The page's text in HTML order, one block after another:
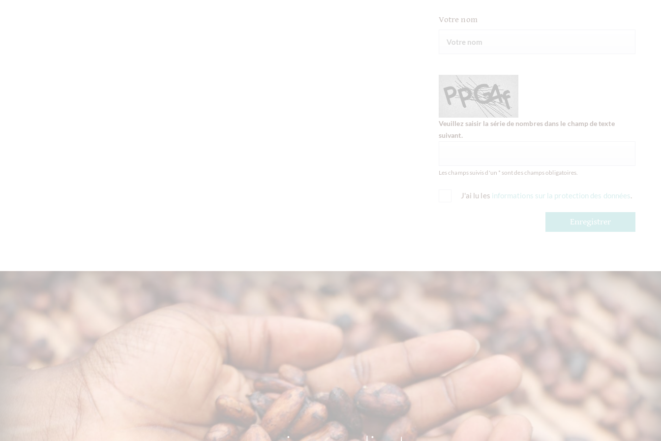
Votre nom
Veuillez saisir la série de nombres dans le champ de texte
suivant.
Les champs suivis d'un * sont des champs obligatoires.
J'ai lu les informations sur la protection des données.
Enregistrer